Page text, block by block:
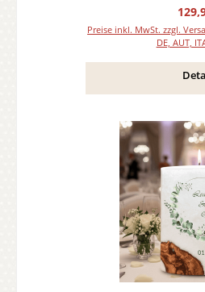
Preise inkl. MwSt. zzgl.
DE, AUT,